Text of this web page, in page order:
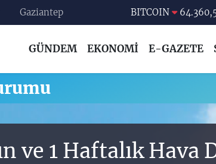
Gaziantep BITCOIN
EURO
STERLİN
BİST100
GÜNDEM EKONOMİ E-GAZETE
ve 1 Haftalık